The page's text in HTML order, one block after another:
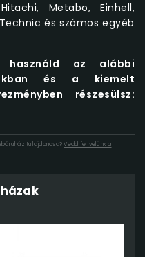
Metabo, Einhell,
és számos egyéb
használd az alábbi
és a kiemelt
részesülsz:
tulajdonosa?Vedd fel velünk a